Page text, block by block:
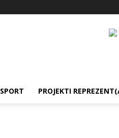
SPORT PROJEKTI